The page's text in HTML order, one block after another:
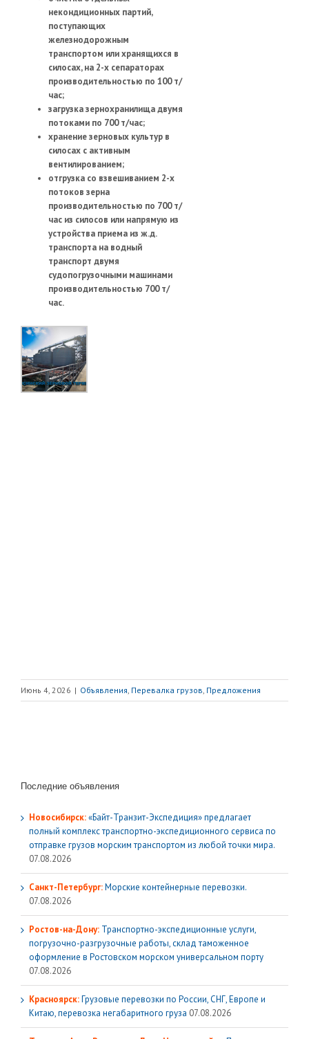
некондиционных партий,
поступающих
железнодорожным
транспортом или хранящихся в
силосах, на 2-х сепараторах
производительностью по 100 т/
час;
загрузка зернохранилища двумя
потоками по 700 т/час;
хранение зерновых культур в
силосах с активным
вентилированием;
отгрузка со взвешиванием 2-х
потоков зерна
производительностью по 700 т/
час из силосов или напрямую из
устройства приема из ж.д.
транспорта на водный
транспорт двумя
судопогрузочными машинами
производительностью 700 т/
час.
Июнь 4, 2026 | Объявления, Перевалка грузов, Предложения
Последние объявления
Новосибирск:«Байт-Транзит-Экспедиция» предлагает
полный комплекс транспортно-экспедиционного сервиса по
отправке грузов морским транспортом из любой точки мира.
07.08.2026
Санкт-Петербург:Морские контейнерные перевозки.
07.08.2026
Ростов-на-Дону: Транспортно-экспедиционные услуги,
погрузочно-разгрузочные работы, склад таможенное
оформление в Ростовском морском универсальном порту
07.08.2026
Красноярск:Грузовые перевозки по России, СНГ, Европе и
Китаю, перевозка негабаритного груза 07.08.2026